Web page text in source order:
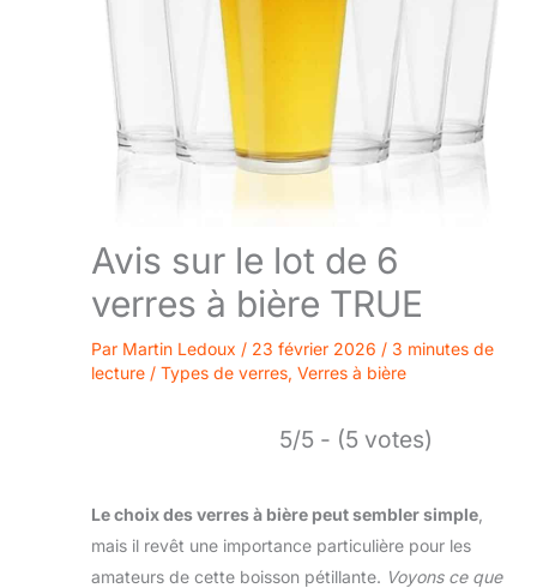
Avis sur le lot de 6
verres à bière TRUE
Par Martin Ledoux / 23 février 2026 / 3 minutes de
lecture / Types de verres, Verres à bière
5/5 - (5 votes)
Le choix des verres à bière peut sembler simple
mais il revêt une importance particulière pour les
amateurs de cette boisson pétillante. Voyons ce que